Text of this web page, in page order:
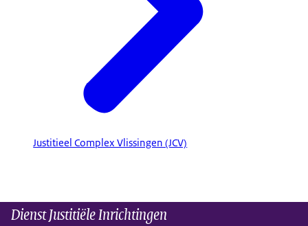
Justitieel Complex Vlissingen (JCV)
Dienst Justitiële Inrichtingen